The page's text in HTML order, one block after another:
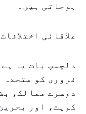
ہوجاتی ہیں۔
علاقائی
فروری کو
دوسرے ممالک،
کویت، اور